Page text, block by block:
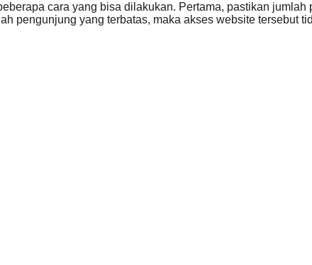
cara yang bisa dilakukan. Pertama, pastikan
pengunjung yang terbatas, maka akses website tersebut